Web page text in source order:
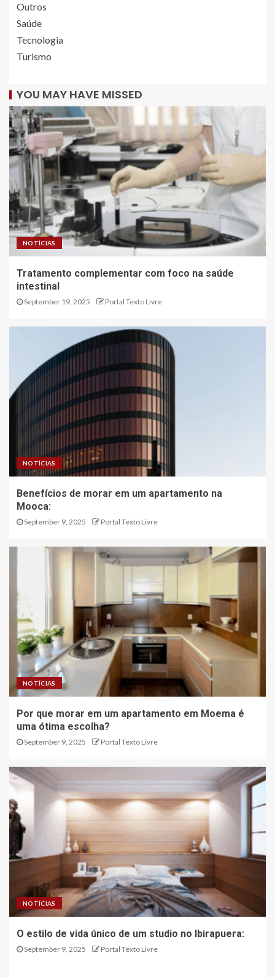
Outros
Saúde
Tecnologia
Turismo
YOU MAY HAVE MISSED
NOTÍCIAS
Tratamento complementar com foco na saúde
intestinal
September 19, 2025 Portal Texto Livre
NOTÍCIAS
Benefícios de morar em um apartamento na
Mooca:
September 9, 2025 Portal Texto Livre
NOTÍCIAS
Por que morar em um apartamento em Moema é
uma ótima escolha?
September 9, 2025 Portal Texto Livre
NOTÍCIAS
O estilo de vida único de um studio no Ibirapuera:
September 9, 2025 Portal Texto Livre